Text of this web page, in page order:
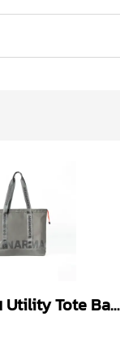
Utility Tote Bag